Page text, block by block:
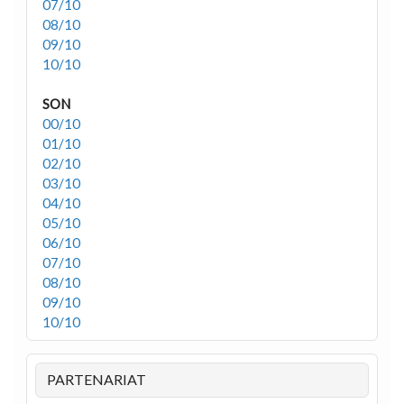
07/10
08/10
09/10
10/10
SON
00/10
01/10
02/10
03/10
04/10
05/10
06/10
07/10
08/10
09/10
10/10
PARTENARIAT